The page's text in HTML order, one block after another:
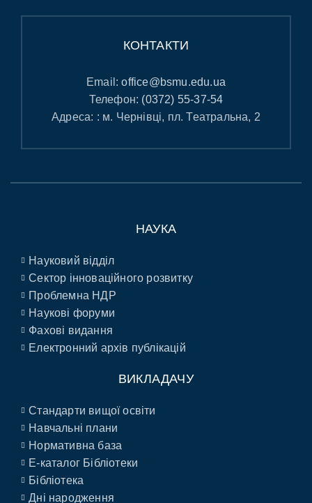
КОНТАКТИ
Email:office@bsmu.edu.ua
Телефон: (0372) 55-37-54
Адреса: : м. Чернівці, пл. Театральна, 2
НАУКА
Науковий відділ
Сектор інноваційного розвитку
Проблемна НДР
Наукові форуми
Фахові видання
Електронний архів публікацій
ВИКЛАДАЧУ
Стандарти вищої освіти
Навчальні плани
Нормативна база
E-каталог Бібліотеки
Бібліотека
Дні народження